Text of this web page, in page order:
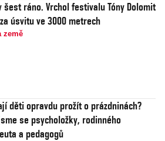
šest ráno. Vrchol festivalu Tóny Dolomit
úsvitu ve 3000 metrech
země
děti opravdu prožít o prázdninách?
se psycholožky, rodinného
a pedagogů